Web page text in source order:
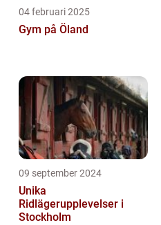
04 februari 2025
Gym på Öland
09 september 2024
Unika
Ridlägerupplevelser i
Stockholm